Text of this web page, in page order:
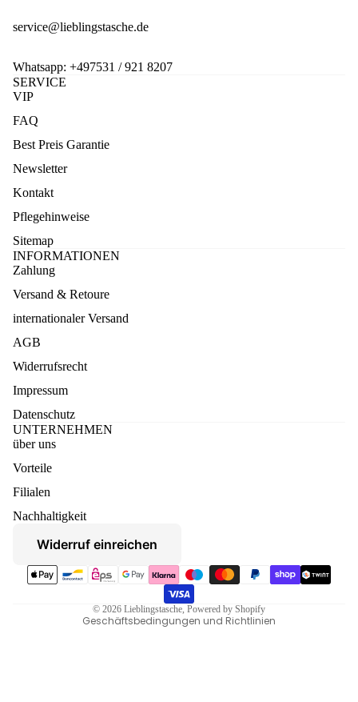
service@lieblingstasche.de
Whatsapp: +497531 / 921 8207
SERVICE
VIP
FAQ
Best Preis Garantie
Newsletter
Kontakt
Pflegehinweise
Sitemap
INFORMATIONEN
Zahlung
Versand & Retoure
internationaler Versand
AGB
Widerrufsrecht
Impressum
Datenschutz
UNTERNEHMEN
über uns
Vorteile
Filialen
Nachhaltigkeit
Widerruf einreichen
Zahlungsmethoden
© 2026 Lieblingstasche, Powered by Shopify
Geschäftsbedingungen und Richtlinien
Kontaktinformationen